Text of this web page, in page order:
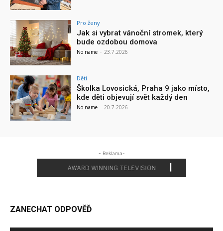
Pro ženy
Jak si vybrat vánoční stromek, který
bude ozdobou domova
No name - 23.7.2026
Děti
Školka Lovosická, Praha 9 jako místo,
kde děti objevují svět každý den
No name - 20.7.2026
- Reklama-
ZANECHAT ODPOVĚĎ